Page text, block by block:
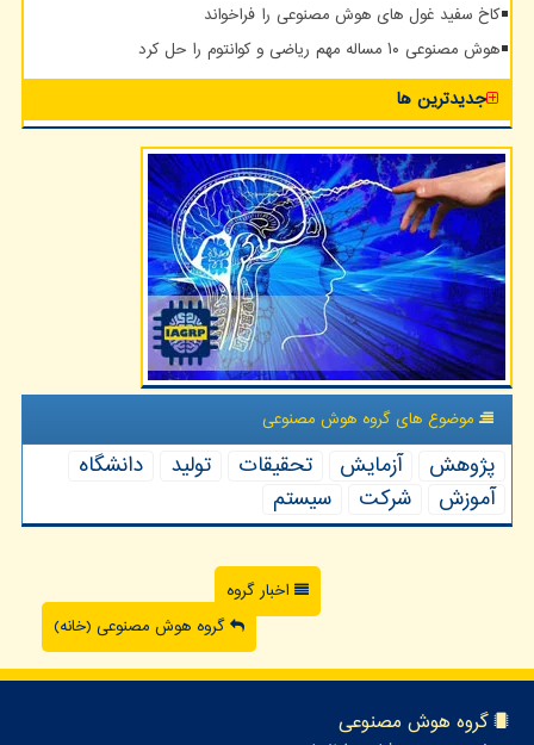
کاخ سفید غول های هوش مصنوعی را فراخواند
هوش مصنوعی ۱۰ مساله مهم ریاضی و کوانتوم را حل کرد
جدیدترین ها
موضوع های گروه هوش مصنوعی
پژوهش آزمایش تحقیقات تولید
دانشگاه
آموزش
شركت سیستم
اخبار گروه
گروه هوش مصنوعی (خانه)
گروه هوش مصنوعی